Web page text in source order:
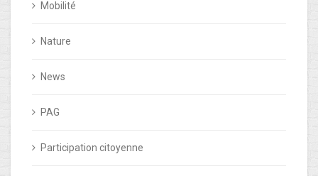
Mobilité
Nature
News
PAG
Participation citoyenne